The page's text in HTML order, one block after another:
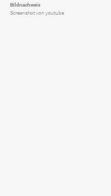
Bildnachweis
Screenshot von youtube